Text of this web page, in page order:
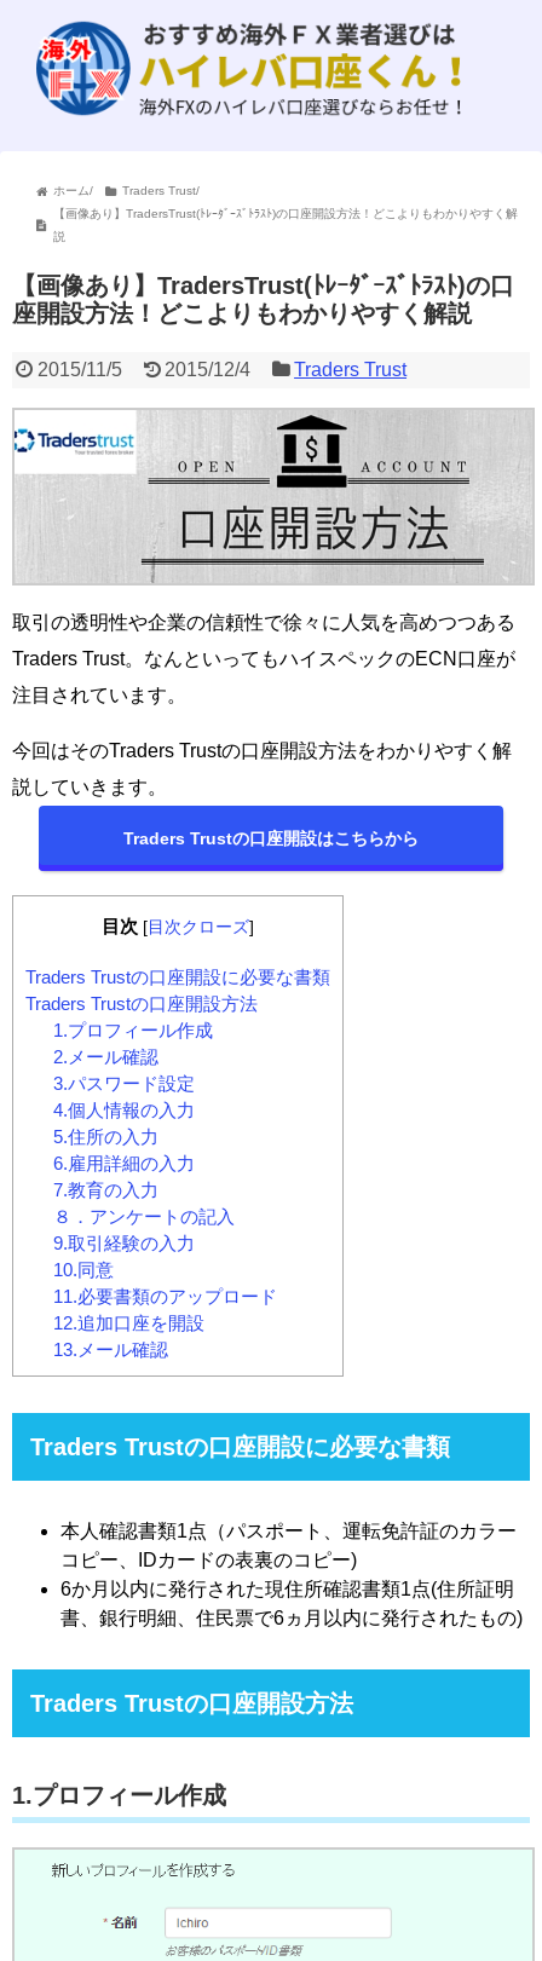
ホーム/ Traders Trust/
【画像あり】TradersTrust(ﾄﾚｰﾀﾞｰｽﾞﾄﾗｽﾄ)の口座開設方法！どこよりもわかりやすく解
説
【画像あり】TradersTrust(ﾄﾚｰﾀﾞｰｽﾞﾄﾗｽﾄ)の口
座開設方法！どこよりもわかりやすく解説
2015/11/5 2015/12/4 Traders Trust
取引の透明性や企業の信頼性で徐々に人気を高めつつある
Traders Trust。なんといってもハイスペックのECN口座が
注目されています。
今回はそのTraders Trustの口座開設方法をわかりやすく解
説していきます。
Traders Trustの口座開設はこちらから
目次 [ 目次クローズ]
Traders Trustの口座開設に必要な書類
Traders Trustの口座開設方法
1.プロフィール作成
2.メール確認
3.パスワード設定
4.個人情報の入力
5.住所の入力
6.雇用詳細の入力
7.教育の入力
８．アンケートの記入
9.取引経験の入力
10.同意
11.必要書類のアップロード
12.追加口座を開設
13.メール確認
Traders Trustの口座開設に必要な書類
本人確認書類1点（パスポート、運転免許証のカラー
コピー、IDカードの表裏のコピー)
6か月以内に発行された現住所確認書類1点(住所証明
書、銀行明細、住民票で6ヵ月以内に発行されたもの)
Traders Trustの口座開設方法
1.プロフィール作成